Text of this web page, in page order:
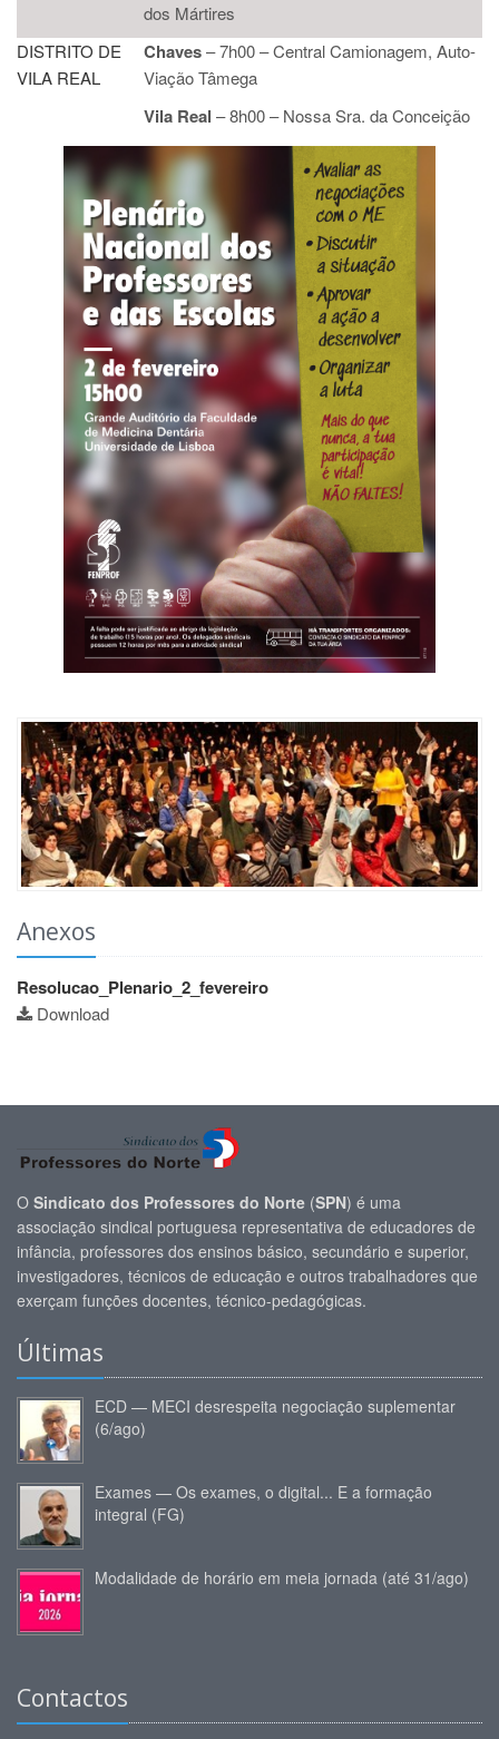
dos Mártires
DISTRITO DE
VILA REAL
Chaves–7h00 – Central Camionagem, Auto-
Viação Tâmega
Vila Real –8h00 – Nossa Sra. da Conceição
Anexos
Resolucao_Plenario_2_fevereiro
Download
O Sindicato dos Professores do Norte (SPN) é uma
associação sindical portuguesa representativa de educadores de
infância, professores dos ensinos básico, secundário e superior,
investigadores, técnicos de educação e outros trabalhadores que
exerçam funções docentes, técnico-pedagógicas.
Últimas
ECD — MECI desrespeita negociação suplementar
(6/ago)
Exames — Os exames, o digital... E a formação
integral (FG)
Modalidade de horário em meia jornada (até 31/ago)
Contactos